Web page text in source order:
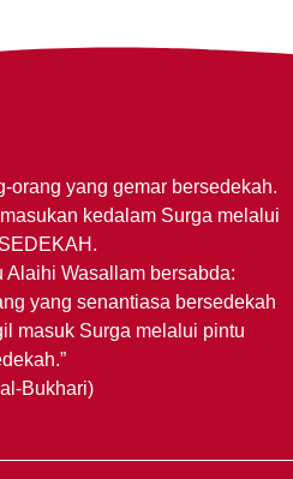
orang yang gemar bersedekah.
kedalam Surga melalui
Wasallam bersabda:
yang senantiasa bersedekah
masuk Surga melalui pintu
Bukhari)